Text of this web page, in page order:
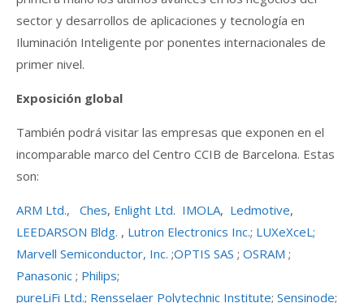
sector y desarrollos de aplicaciones y tecnología en
Iluminación Inteligente por ponentes internacionales de
primer nivel.
Exposición global
También podrá visitar las empresas que exponen en el
incomparable marco del Centro CCIB de Barcelona. Estas
son:
ARM Ltd., Ches, Enlight Ltd. IMOLA, Ledmotive,
LEEDARSON Bldg. , Lutron Electronics Inc.; LUXeXceL;
Marvell Semiconductor, Inc. ;OPTIS SAS ; OSRAM ;
Panasonic ; Philips;
pureLiFi Ltd.; Rensselaer Polytechnic Institute; Sensinode;